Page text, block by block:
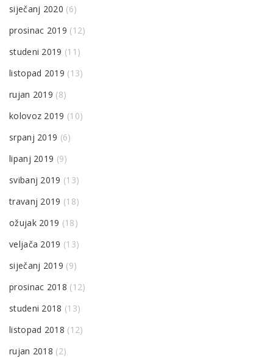
siječanj 2020 (6)
prosinac 2019 (12)
studeni 2019 (11)
listopad 2019 (13)
rujan 2019 (8)
kolovoz 2019 (10)
srpanj 2019 (6)
lipanj 2019 (9)
svibanj 2019 (13)
travanj 2019 (18)
ožujak 2019 (18)
veljača 2019 (13)
siječanj 2019 (9)
prosinac 2018 (12)
studeni 2018 (13)
listopad 2018 (12)
rujan 2018 (2)